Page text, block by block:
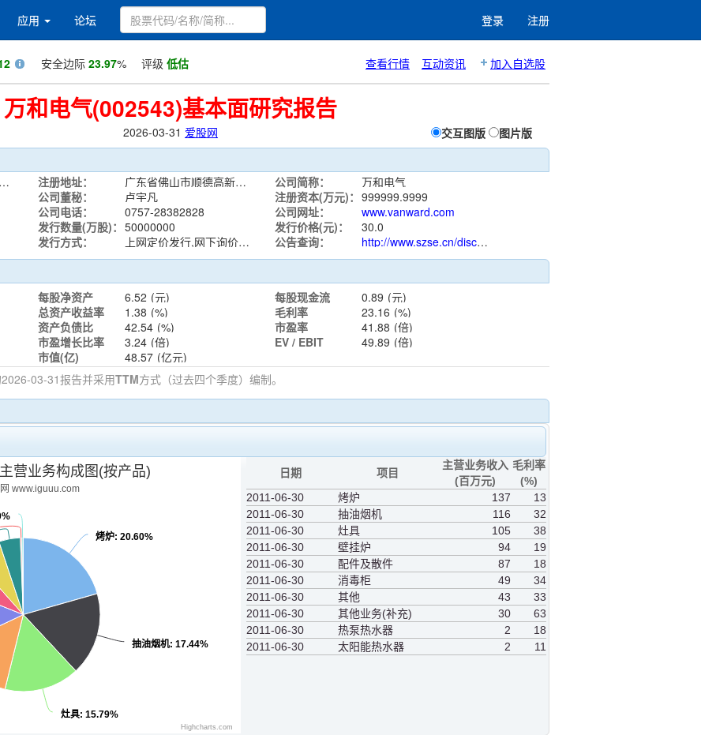
应用 论坛 登录 注册
安全边际 23.97% 评级 低估 查看行情 互动资讯 加入自选股
万和电气(002543)基本面研究报告
2026-03-31 爱股网 交互图版 图片版
广东万和新电气股份有限公司 注册地址： 广东省佛山市顺德高新区(容桂)建业中路13号 公司简称：
万和电气
公司董秘： 卢宇凡 注册资本(万元)： 999999.9999
公司电话： 0757-28382828 公司网址：
www.vanward.com
发行数量(万股)： 50000000 发行价格(元)：
30.0
发行方式： 上网定价发行,网下询价发行 公告查询： http://www.szse.cn/disclosure/listed/notice/index.html?stock=002543
每股净资产 6.52 (元) 每股现金流 0.89 (元)
总资产收益率 1.38 (%) 毛利率 23.16 (%)
资产负债比 42.54 (%) 市盈率 41.88 (倍)
市盈增长比率 3.24 (倍) EV / EBIT 49.89 (倍)
市值(亿) 48.57 (亿元)
03-31报告并采用TTM方式（过去四个季度）编制。
营业务构成图(按产品)
www.iguuu.com
烤炉: 20.60%
抽油烟机: 17.44%
灶具: 15.79%
Highcharts.com
日期 项目
主营业务收入
(百万元)
毛利率
(%)
2011-06-30
烤炉 137
13
2011-06-30
抽油烟机 116
32
2011-06-30
灶具 105
38
2011-06-30
壁挂炉 94
19
2011-06-30
配件及散件 87
18
2011-06-30
消毒柜 49
34
2011-06-30
其他 43
33
2011-06-30
其他业务(补充) 30
63
2011-06-30
热泵热水器 2
18
2011-06-30
太阳能热水器 2 11